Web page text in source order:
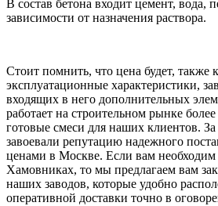
В состав бетона входит цемент, вода,
зависимости от назначения раствора.
Стоит помнить, что цена будет, также
эксплуатационные характеристики,
входящих в него дополнительных
работает на строительном рынке
готовые смеси для наших клиентов.
завоевали репутацию надежного
ценами в Москве. Если вам необходим
Хамовниках, то мы предлагаем вам
наших заводов, которые удобно
оперативной доставки точно в